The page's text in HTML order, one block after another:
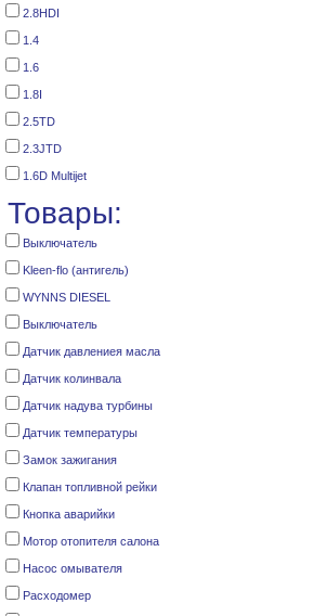
2.8HDI
1.4
1.6
1.8I
2.5TD
2.3JTD
1.6D Multijet
Товары:
Выключатель
Kleen-flo (антигель)
WYNNS DIESEL
Выключатель
Датчик давлениея масла
Датчик колинвала
Датчик надува турбины
Датчик температуры
Замок зажигания
Клапан топливной рейки
Кнопка аварийки
Мотор отопителя салона
Насос омывателя
Расходомер